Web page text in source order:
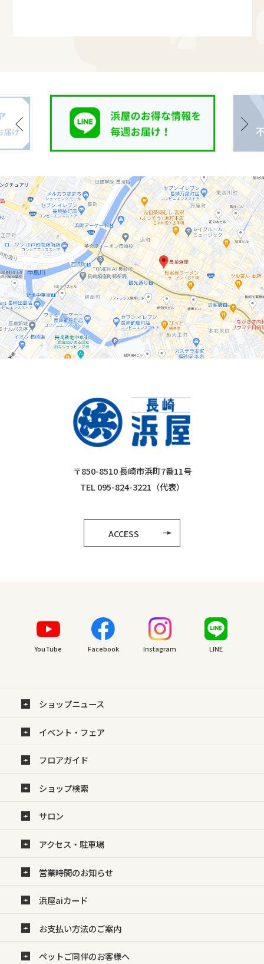
〒850-8510 長崎市浜町7番11号
TEL 095-824-3221（代表）
ACCESS
YouTube Facebook Instagram LINE
ショップニュース
イベント・フェア
フロアガイド
ショップ検索
サロン
アクセス・駐車場
営業時間のお知らせ
浜屋aiカード
お支払い方法のご案内
ペットご同伴のお客様へ